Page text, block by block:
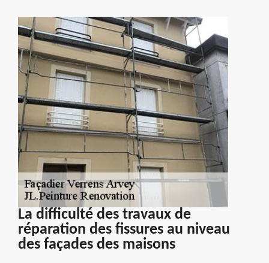
La difficulté des travaux de
réparation des fissures au niveau
des façades des maisons